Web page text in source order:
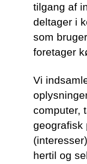
tilgang af
deltager i
som
foretager
Vi
computer,
geografisk
hertil og